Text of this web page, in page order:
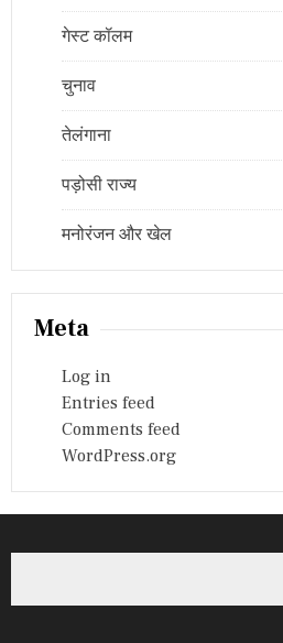
गेस्ट कॉलम
चुनाव
तेलंगाना
पड़ोसी राज्य
मनोरंजन और खेल
Meta
Log in
Entries feed
Comments feed
WordPress.org